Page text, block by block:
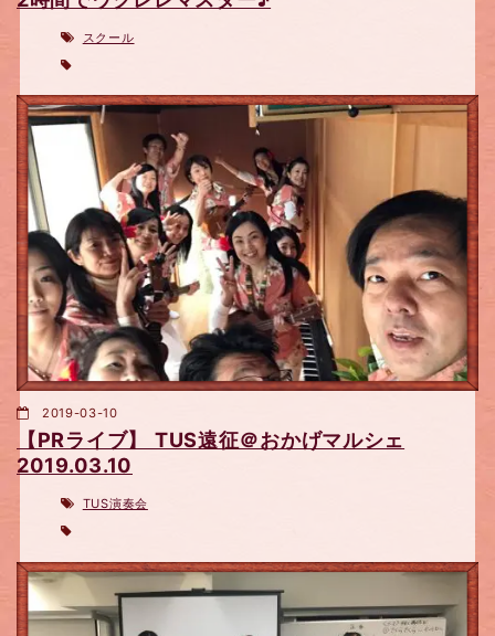
スクール
2019-03-10
【PRライブ】 TUS遠征＠おかげマルシェ
2019.03.10
TUS演奏会